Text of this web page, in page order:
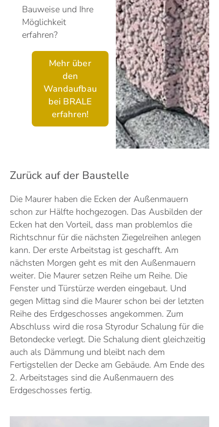
Bauweise und Ihre
Möglichkeit
erfahren?
Mehr über
den
Wandaufbau
bei BRALE
erfahren!
Zurück auf der Baustelle
Die Maurer haben die Ecken der Außenmauern
schon zur Hälfte hochgezogen. Das Ausbilden der
Ecken hat den Vorteil, dass man problemlos die
Richtschnur für die nächsten Ziegelreihen anlegen
kann. Der erste Arbeitstag ist geschafft. Am
nächsten Morgen geht es mit den Außenmauern
weiter. Die Maurer setzen Reihe um Reihe. Die
Fenster und Türstürze werden eingebaut. Und
gegen Mittag sind die Maurer schon bei der letzten
Reihe des Erdgeschosses angekommen. Zum
Abschluss wird die rosa Styrodur Schalung für die
Betondecke verlegt. Die Schalung dient gleichzeitig
auch als Dämmung und bleibt nach dem
Fertigstellen der Decke am Gebäude. Am Ende des
2. Arbeitstages sind die Außenmauern des
Erdgeschosses fertig.